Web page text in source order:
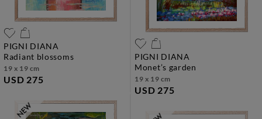
PIGNI DIANA
radiant blossoms
19 x 19 cm
USD 275
PIGNI DIANA
monet’s garden
19 x 19 cm
USD 275